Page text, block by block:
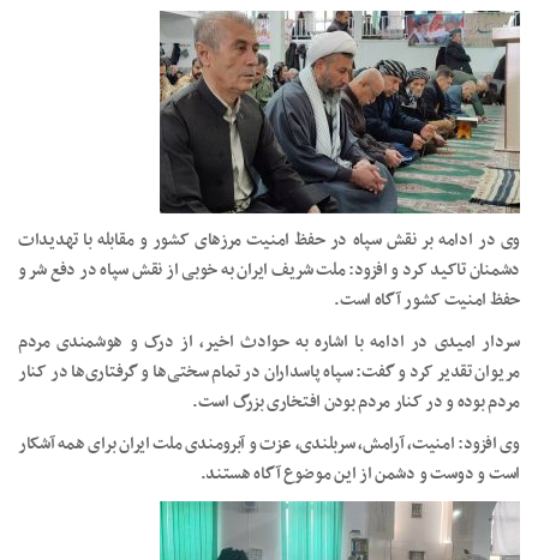
وی در ادامه بر نقش سپاه در حفظ امنیت مرزهای کشور و مقابله با تهدیدات
دشمنان تاکید کرد و افزود: ملت شریف ایران به خوبی از نقش سپاه در دفع شر و
حفظ امنیت کشور آگاه است.
سردار امیدی در ادامه با اشاره به حوادث اخیر، از درک و هوشمندی مردم
مریوان تقدیر کرد و گفت: سپاه پاسداران در تمام سختی‌ها و گرفتاری‌ها در کنار
مردم بوده و در کنار مردم بودن افتخاری بزرگ است.
وی افزود: امنیت، آرامش، سربلندی، عزت و آبرومندی ملت ایران برای همه آشکار
است و دوست و دشمن از این موضوع آگاه هستند.